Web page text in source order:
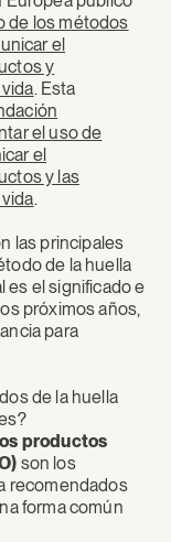
de los métodos
el
y
. Esta
el uso de
el
y las
.
las principales
de la huella
es el significado e
próximos años,
para
de la huella
productos
son los
recomendados
forma común